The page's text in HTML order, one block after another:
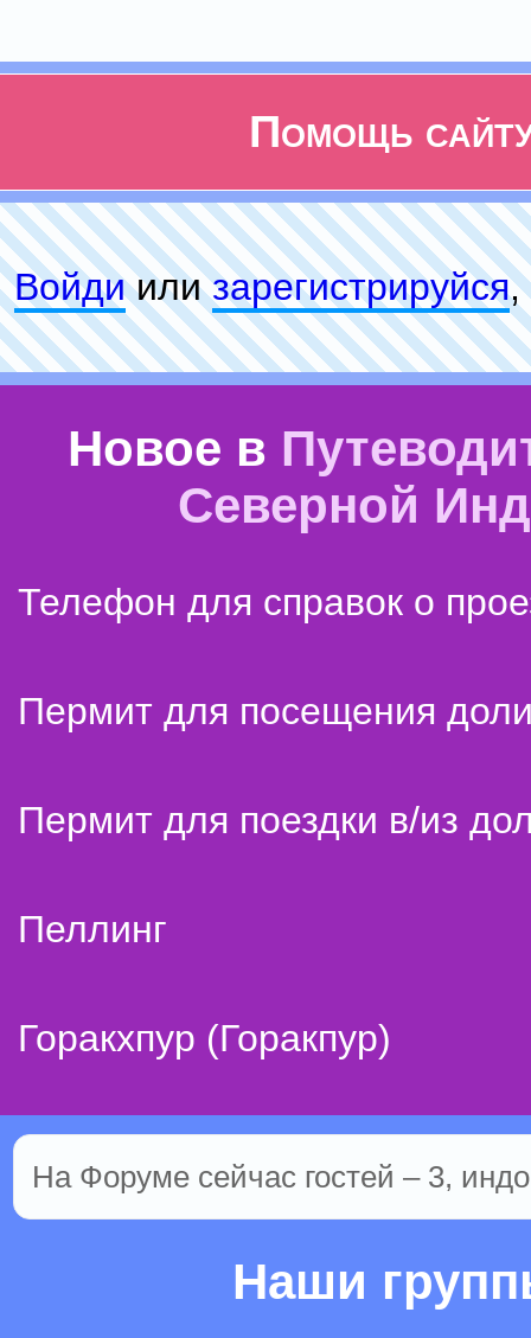
Помощь
Войдиилизарeгиcтpируйся,
Новое в
Северной
Телефон для справок о
Пермит для посещения
Пермит для поездки в/из
Пеллинг
Горакхпур (Горакпур)
На Форуме сейчас гостей – 3,
Наши